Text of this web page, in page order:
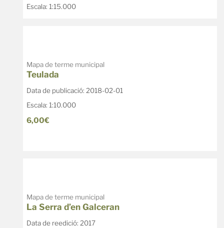
Escala: 1:15.000
Mapa de terme municipal
Teulada
Data de publicació: 2018-02-01
Escala: 1:10.000
6,00€
Mapa de terme municipal
La Serra d’en Galceran
Data de reedició: 2017